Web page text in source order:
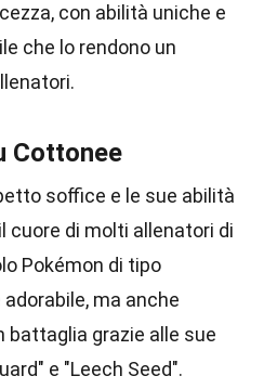
con abilità uniche e
che lo rendono un
Cottonee
soffice e le sue abilità
cuore di molti allenatori di
Pokémon di tipo
ma anche
grazie alle sue
e "Leech Seed".